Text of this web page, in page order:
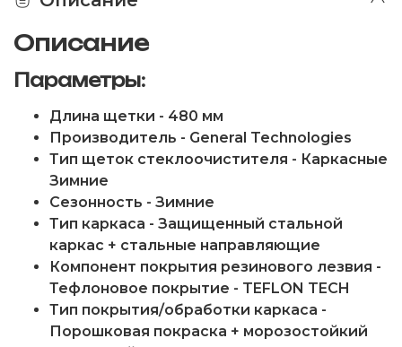
Описание
Параметры:
Длина щетки - 480 мм
Производитель - General Technologies
Тип щеток стеклоочистителя - Каркасные
Зимние
Сезонность - Зимние
Тип каркаса - Защищенный стальной
каркас + стальные направляющие
Компонент покрытия резинового лезвия -
Тефлоновое покрытие - TEFLON TECH
Тип покрытия/обработки каркаса -
Порошковая покраска + морозостойкий